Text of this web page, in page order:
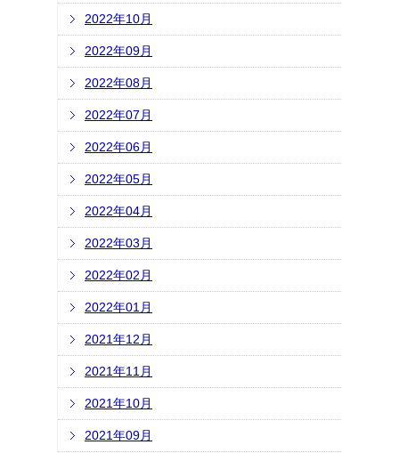
2022年10月
2022年09月
2022年08月
2022年07月
2022年06月
2022年05月
2022年04月
2022年03月
2022年02月
2022年01月
2021年12月
2021年11月
2021年10月
2021年09月